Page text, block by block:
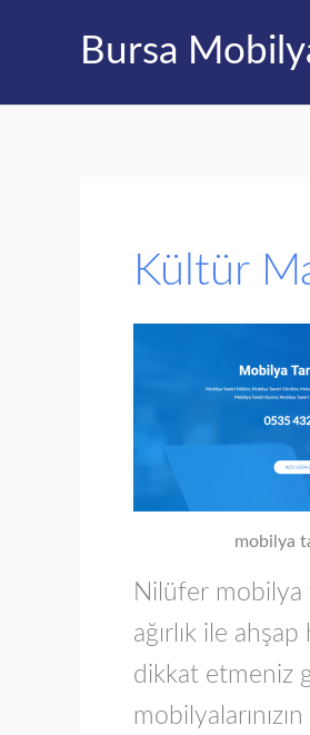
Bursa
Kültür
mobilya
Nilüfer mobilya
ağırlık ile
dikkat etmeniz